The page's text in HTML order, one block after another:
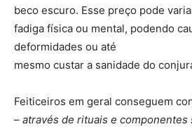
beco escuro. Esse preço pode
fadiga física ou mental, podendo
deformidades ou até
mesmo custar a sanidade do
Feiticeiros em geral conseguem
– através de rituais e componentes